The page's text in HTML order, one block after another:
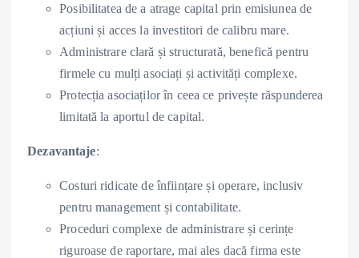
Posibilitatea de a atrage capital prin emisiunea de
acțiuni și acces la investitori de calibru mare.
Administrare clară și structurată, benefică pentru
firmele cu mulți asociați și activități complexe.
Protecția asociaților în ceea ce privește răspunderea
limitată la aportul de capital.
Dezavantaje:
Costuri ridicate de înființare și operare, inclusiv
pentru management și contabilitate.
Proceduri complexe de administrare și cerințe
riguroase de raportare, mai ales dacă firma este